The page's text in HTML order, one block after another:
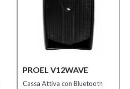
PROEL V12WAVE
Cassa Attiva con Bluetooth